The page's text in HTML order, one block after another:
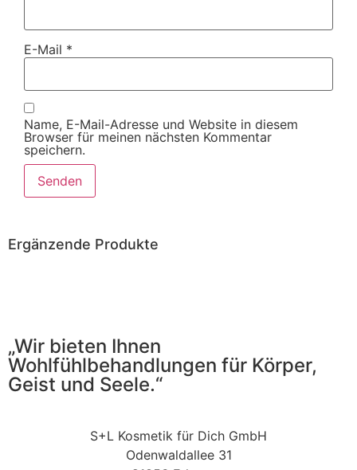
E-Mail *
Name, E-Mail-Adresse und Website in diesem
Browser für meinen nächsten Kommentar
speichern.
Ergänzende Produkte
„Wir bieten Ihnen
Wohlfühlbehandlungen für Körper,
Geist und Seele.“
S+L Kosmetik für Dich GmbH
Odenwaldallee 31